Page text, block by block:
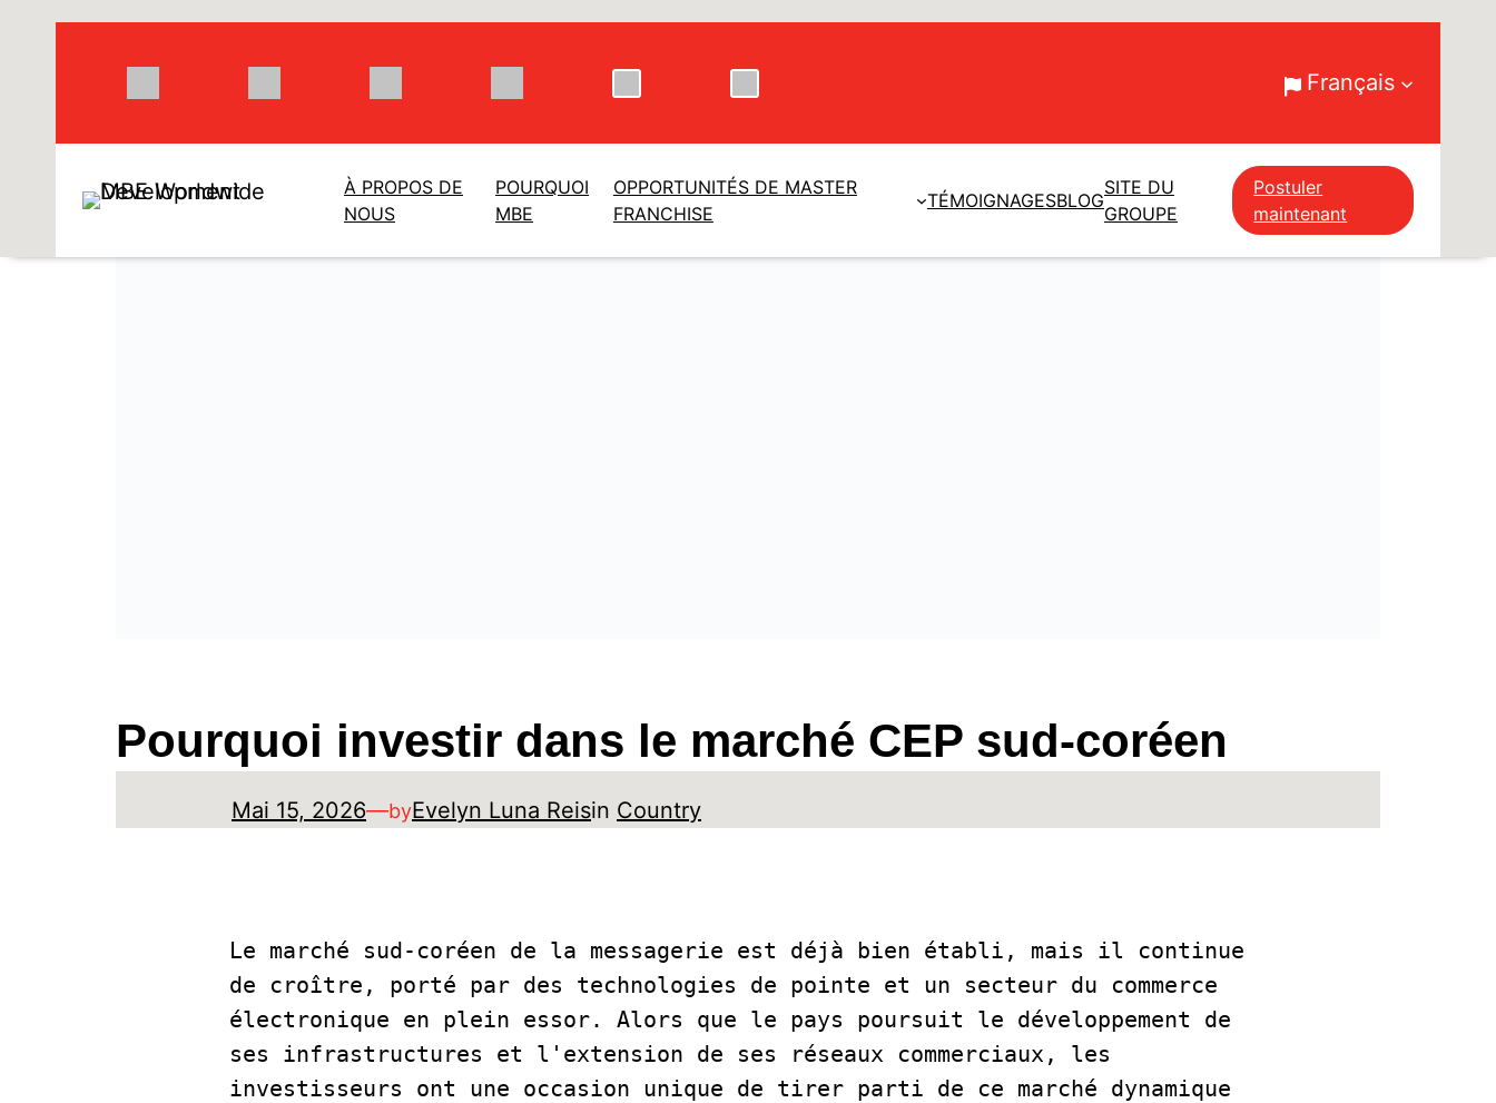
Français
À PROPOS DE
NOUS
POURQUOI
MBE
OPPORTUNITÉS DE MASTER
FRANCHISE
TÉMOIGNAGESBLOG
SITE DU
GROUPE
Postuler
maintenant
Pourquoi investir dans le marché CEP sud-coréen
Mai 15, 2026—byEvelyn Luna Reisin Country
Le marché sud-coréen de la messagerie est déjà bien établi, mais il continue
de croître, porté par des technologies de pointe et un secteur du commerce
électronique en plein essor. Alors que le pays poursuit le développement de
ses infrastructures et l'extension de ses réseaux commerciaux, les
investisseurs ont une occasion unique de tirer parti de ce marché dynamique